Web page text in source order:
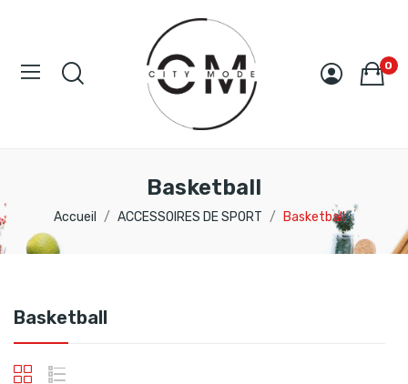
0
Basketball
Accueil ACCESSOIRES DE SPORT Basketball
Basketball